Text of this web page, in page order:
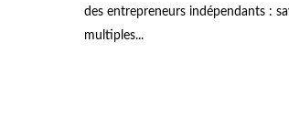
des entrepreneurs indépendants :
multiples...